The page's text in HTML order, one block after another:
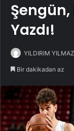
Şengün,
Yazdı!
YILDIRIM YILMAZ
Bir dakikadan az